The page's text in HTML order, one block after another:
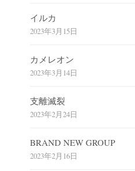
イルカ
2023年3月15日
カメレオン
2023年3月14日
支離滅裂
2023年2月24日
BRAND NEW GROUP
2023年2月16日